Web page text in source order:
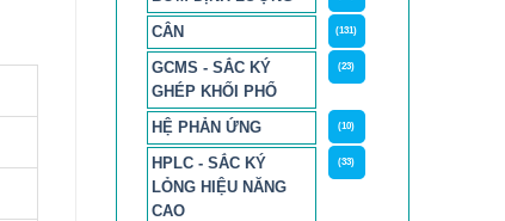
CÂN (131)
GCMS - SẮC KÝ
GHÉP KHỐI PHỔ
(23)
HỆ PHẢN ỨNG (10)
HPLC - SẮC KÝ
LỎNG HIỆU NĂNG
CAO
(33)